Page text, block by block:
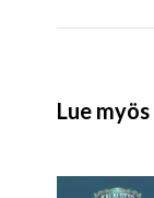
Lue myös